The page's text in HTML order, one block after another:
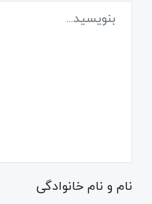
نام و نام خانوادگی